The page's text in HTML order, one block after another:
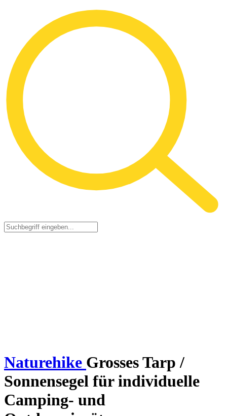
Naturehike Grosses Tarp /
Sonnensegel für individuelle
Camping- und